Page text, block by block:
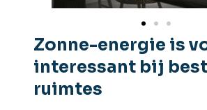
Zonne-energie is
interessant bij
ruimtes